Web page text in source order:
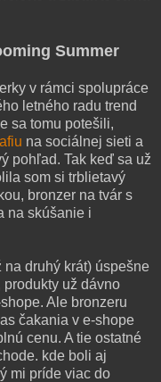
Summer
v rámci spolupráce
letného radu trend
sa tomu potešili,
na sociálnej sieti a
pohľad. Tak keď sa už
som si trblietavý
bronzer na tvár s
na skúšanie i
druhý krát) úspešne
už dávno
Ale bronzeru
čakania v e-shope
cenu. A tie ostatné
kde boli aj
mi príde viac do